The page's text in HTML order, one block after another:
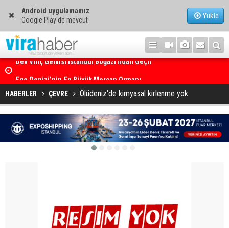
Android uygulamamız
Google Play'de mevcut
Yükle
HABERLER ÇEVRE Ölüdeniz'de kimyasal kirlenme yok